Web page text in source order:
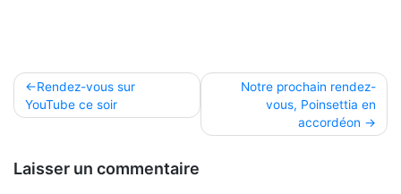
Navigation
de
Rendez-vous sur
YouTube ce soir
Notre prochain rendez-
vous, Poinsettia en
accordéon
Laisser un commentaire